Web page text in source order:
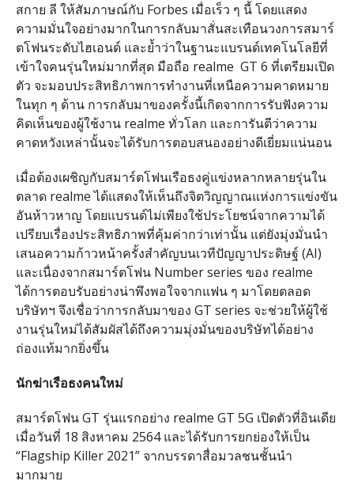
สกาย ลี ให้สัมภาษณ์กับ Forbes เมื่อเร็ว ๆ นี้ โดยแสดง
ความมั่นใจอย่างมากในการกลับมาสั่นสะเทือนวงการสมาร์
ตโฟนระดับไฮเอนด์ และย้ำว่าในฐานะแบรนด์เทคโนโลยีที่
เข้าใจคนรุ่นใหม่มากที่สุด มือถือ realme GT 6 ที่เตรียมเปิด
ตัว จะมอบประสิทธิภาพการทำงานที่เหนือความคาดหมาย
ในทุก ๆ ด้าน การกลับมาของครั้งนี้เกิดจากการรับฟังความ
คิดเห็นของผู้ใช้งาน realme ทั่วโลก และการันตีว่าความ
คาดหวังเหล่านั้นจะได้รับการตอบสนองอย่างดีเยี่ยมแน่นอน
เมื่อต้องเผชิญกับสมาร์ตโฟนเรือธงคู่แข่งหลากหลายรุ่นใน
ตลาด realme ได้แสดงให้เห็นถึงจิตวิญญาณแห่งการแข่งขัน
อันห้าวหาญ โดยแบรนด์ไม่เพียงใช้ประโยชน์จากความได้
เปรียบเรื่องประสิทธิภาพที่คุ้มค่ากว่าเท่านั้น แต่ยังมุ่งมั่นนำ
เสนอความก้าวหน้าครั้งสำคัญบนเวทีปัญญาประดิษฐ์ (AI)
และเนื่องจากสมาร์ตโฟน Number series ของ realme
ได้การตอบรับอย่างน่าพึงพอใจจากแฟน ๆ มาโดยตลอด
บริษัทฯ จึงเชื่อว่าการกลับมาของ GT series จะช่วยให้ผู้ใช้
งานรุ่นใหม่ได้สัมผัสได้ถึงความมุ่งมั่นของบริษัทได้อย่าง
ถ่องแท้มากยิ่งขึ้น
นักฆ่าเรือธงคนใหม่
สมาร์ตโฟน GT รุ่นแรกอย่าง realme GT 5G เปิดตัวที่อินเดีย
เมื่อวันที่ 18 สิงหาคม 2564 และได้รับการยกย่องให้เป็น
“Flagship Killer 2021” จากบรรดาสื่อมวลชนชั้นนำ
มากมาย